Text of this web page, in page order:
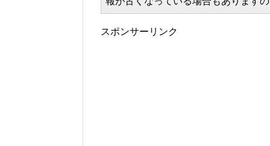
スポンサーリンク